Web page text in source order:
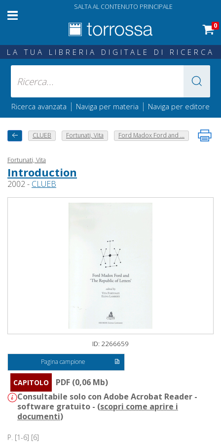
SALTA AL CONTENUTO PRINCIPALE
0
LA TUA LIBRERIA DIGITALE DI RICERCA
Ricerca avanzata | Naviga per materia | Naviga per editore
CLUEB Fortunati, Vita Ford Madox Ford and ...
Fortunati, Vita
Introduction
2002 - CLUEB
ID: 2266659
Pagina campione
CAPITOLO
PDF (0,06 Mb)
Consultabile solo con Adobe Acrobat Reader -
software gratuito - (scopri come aprire i
documenti)
P. [1-6] [6]